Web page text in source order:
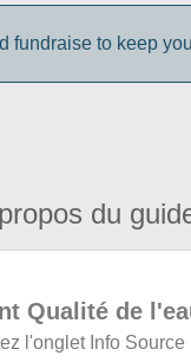
fundraise to keep
du
Qualité de
l'onglet Info